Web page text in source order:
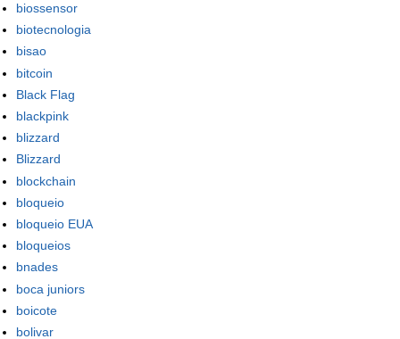
biossensor
biotecnologia
bisao
bitcoin
Black Flag
blackpink
blizzard
Blizzard
blockchain
bloqueio
bloqueio EUA
bloqueios
bnades
boca juniors
boicote
bolivar